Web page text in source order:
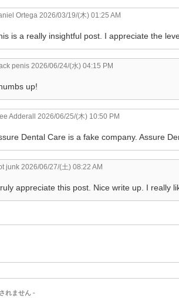
Ortega 2026/03/19/(木) 01:25 AM
is a really insightful post. I appreciate the
penis 2026/06/24/(水) 04:15 PM
up!
Adderall 2026/06/25/(木) 10:50 PM
Dental Care is a fake company. Assure
junk 2026/06/27/(土) 08:22 AM
appreciate this post. Nice write up. I really
れません -